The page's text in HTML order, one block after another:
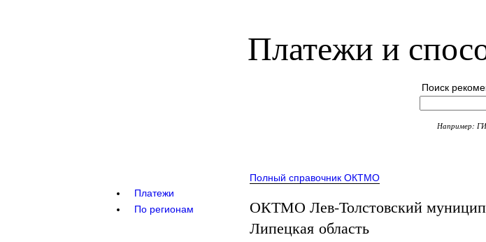
Платежи и
Поиск
Например:
Платежи
По регионам
Полный справочник ОКТМО
ОКТМО Лев-Толстовский
Липецкая область